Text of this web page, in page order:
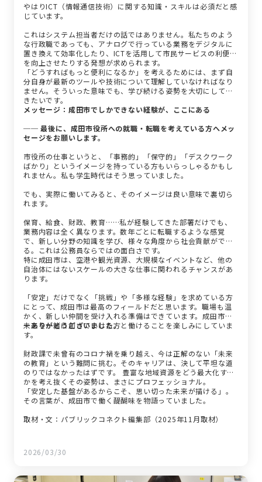
やはりICT（情報通信技術）に関する知識・スキルは必須だと感
じています。
これはシステム担当者だけの話ではありません。私たちのよう
な行政職であっても、アナログで行っている業務をデジタルに
置き換えて効率化したり、ICTを活用して市民サービスの利便性
を向上させたりする発想が求められます。
「どうすればもっと便利になるか」を考えるためには、まず自
分自身が最新のツールや技術について理解していなければなり
ません。そういった意味でも、学び続ける姿勢を大切にしてい
きたいです。
メッセージ：成田市でしかできない経験が、ここにある
── 最後に、成田市役所への就職・転職を考えている方へメッ
セージをお願いします。
市役所の仕事というと、「事務的」「保守的」「デスクワーク
ばかり」というイメージを持っている方もいらっしゃるかもし
れません。私も学生時代はそう思っていました。
でも、実際に働いてみると、そのイメージは良い意味で裏切ら
れます。
保育、給食、財政、教育……私が経験してきた部署だけでも、
業務内容は全く異なります。数年ごとに転職するような感覚
で、新しい分野の知識を学び、様々な角度から社会貢献ができ
る。これは公務員ならではの面白さです。
特に成田市は、空港や観光資源、大規模なイベントなど、他の
自治体にはないスケールの大きな仕事に関われるチャンスがあ
ります。
「安定」だけでなく「挑戦」や「多様な経験」を求めている方
にとって、成田市は最高のフィールドだと思います。職場も温
かく、新しい仲間を受け入れる準備はできています。成田市の
未来を一緒に創っていける方と働けることを楽しみにしていま
す。
ーありがとうございました。
財政課で未曾有のコロナ禍を乗り越え、今は正解のない「未来
の教育」という難問に挑む。そのキャリアは、決して平坦な道
のりではなかったはずです。 豊富な地域資源をどう最大化する
かを考え抜くその姿勢は、まさにプロフェッショナル。
「安定した基盤があるからこそ、思い切った未来が描ける」。
その言葉が、成田市で働く醍醐味を物語っていました。
取材・文：パブリックコネクト編集部（2025年11月取材）
2026/03/30